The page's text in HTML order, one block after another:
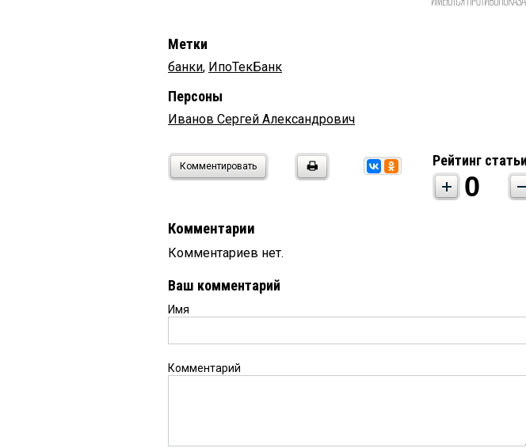
Метки
банки, ИпоТекБанк
Персоны
Иванов Сергей Александрович
Комментировать Рейтинг статьи
0
Комментарии
Комментариев нет.
Ваш комментарий
Имя
Комментарий